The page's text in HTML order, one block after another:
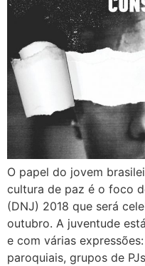
O papel do jovem
cultura de paz é o foco
(DNJ) 2018 que será
outubro. A juventude
e com várias
paroquiais, grupos de